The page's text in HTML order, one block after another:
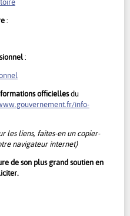
:
:
officiellesdu
info-
les liens, faites-en un copier-
navigateur internet)
de son plus grand soutien en